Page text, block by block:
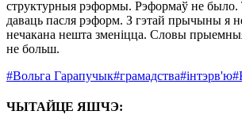
структурныя рэформы. Рэформаў не было.
даваць пасля рэформ. З гэтай прычыны я
нечакана нешта зменіцца. Словы
не больш.
#Вольга Гарапучык#грамадства#інтэрв'ю
ЧЫТАЙЦЕ ЯШЧЭ: